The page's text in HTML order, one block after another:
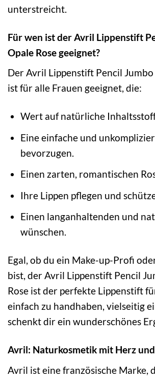
unterstreicht.
Für wen ist der Avril Lippenstift
Opale Rose geeignet?
Der Avril Lippenstift Pencil Jumbo
ist für alle Frauen geeignet, die:
Wert auf natürliche
Eine einfache und
bevorzugen.
Einen zarten, romantischen
Ihre Lippen pflegen und
Einen langanhaltenden und
wünschen.
Egal, ob du ein Make-up-Profi
bist, der Avril Lippenstift Pencil
Rose ist der perfekte Lippenstift
einfach zu handhaben, vielseitig
schenkt dir ein wunderschönes
Avril: Naturkosmetik mit Herz
Avril ist eine französische Marke,